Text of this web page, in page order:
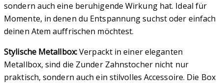
sondern auch eine beruhigende Wirkung hat. Ideal für
Momente, in denen du Entspannung suchst oder einfach
deinen Atem auffrischen möchtest.
Stylische Metallbox:Verpackt in einer eleganten
Metallbox, sind die Zunder Zahnstocher nicht nur
praktisch, sondern auch ein stilvolles Accessoire. Die Box